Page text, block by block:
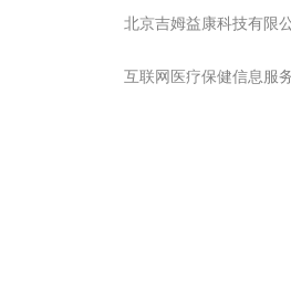
北京吉姆益康科技有限
互联网医疗保健信息服